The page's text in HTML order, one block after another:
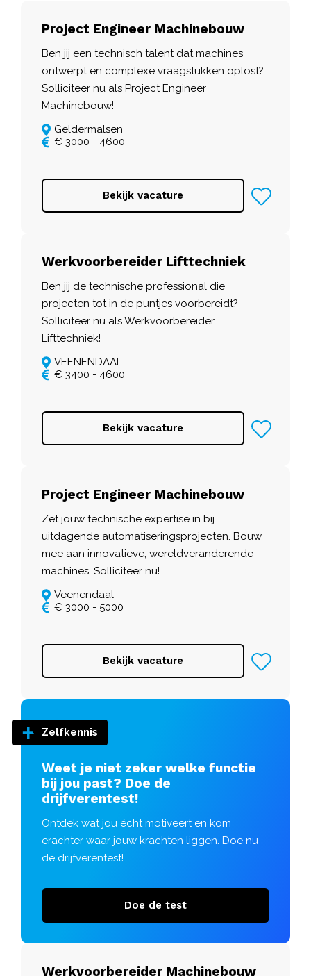
Project Engineer Machinebouw
Ben jij een technisch talent dat machines
ontwerpt en complexe vraagstukken oplost?
Solliciteer nu als Project Engineer
Machinebouw!
Geldermalsen
€ 3000 - 4600
Bekijk vacature
Werkvoorbereider Lifttechniek
Ben jij de technische professional die
projecten tot in de puntjes voorbereidt?
Solliciteer nu als Werkvoorbereider
Lifttechniek!
VEENENDAAL
€ 3400 - 4600
Bekijk vacature
Project Engineer Machinebouw
Zet jouw technische expertise in bij
uitdagende automatiseringsprojecten. Bouw
mee aan innovatieve, wereldveranderende
machines. Solliciteer nu!
Veenendaal
€ 3000 - 5000
Bekijk vacature
Werkvoorbereider Machinebouw
Zelfkennis
Weet je niet zeker welke functie
bij jou past? Doe de
drijfverentest!
Ontdek wat jou écht motiveert en kom
erachter waar jouw krachten liggen. Doe nu
de drijfverentest!
Doe de test